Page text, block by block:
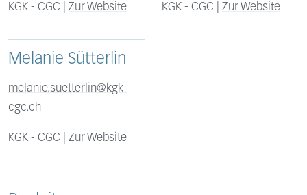
KGK - CGC | Zur Website KGK - CGC | Zur Website
Melanie Sütterlin
melanie.suetterlin@kgk-
cgc.ch
KGK - CGC | Zur Website